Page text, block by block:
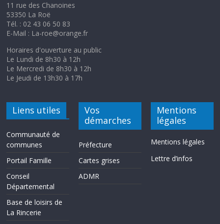
11 rue des Chanoines
53350 La Roë
Tél. : 02 43 06 50 83
E-Mail : La-roe@orange.fr
Horaires d'ouverture au public
Le Lundi de 8h30 à 12h
Le Mercredi de 8h30 à 12h
Le Jeudi de 13h30 à 17h
Liens utiles
Communauté de
communes
Portail Famille
Conseil
Départemental
Base de loisirs de
La Rincerie
Vos
démarches
Préfecture
Cartes grises
ADMR
Mentions
légales
Mentions légales
Lettre d’infos